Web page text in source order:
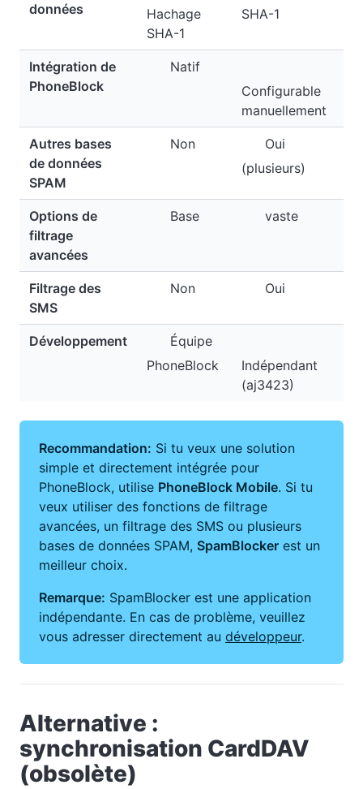
données
Hachage
SHA-1
SHA-1
Intégration de
PhoneBlock
Natif
Configurable
manuellement
Autres bases
de données
SPAM
Non
Oui
(plusieurs)
Options de
filtrage
avancées
Base vaste
Filtrage des
SMS
Non Oui
Développement
Équipe
PhoneBlock
Indépendant
(aj3423)
Recommandation: Si tu veux une solution
simple et directement intégrée pour
PhoneBlock, utilise PhoneBlock Mobile. Si tu
veux utiliser des fonctions de filtrage
avancées, un filtrage des SMS ou plusieurs
bases de données SPAM, SpamBlocker est un
meilleur choix.
Remarque: SpamBlocker est une application
indépendante. En cas de problème, veuillez
vous adresser directement au développeur.
Alternative :
synchronisation CardDAV
(obsolète)